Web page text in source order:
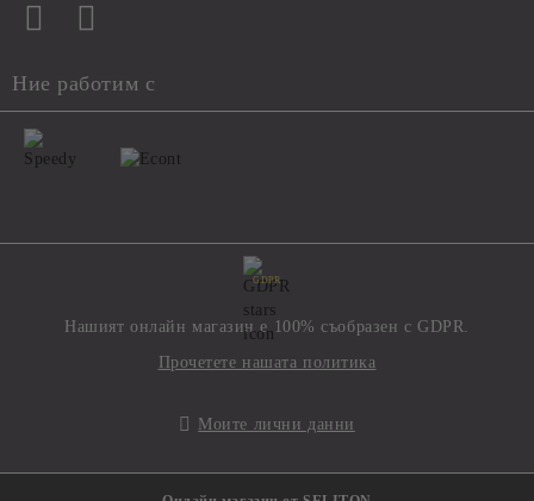
Ние работим с
GDPR
Нашият онлайн магазин е 100% съобразен с GDPR.
Прочетете нашата политика
Моите лични данни